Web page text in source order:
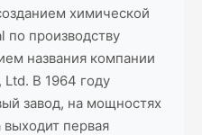
химической
по производству
названия компании
Ltd. В 1964 году
завод, на мощностях
выходит первая